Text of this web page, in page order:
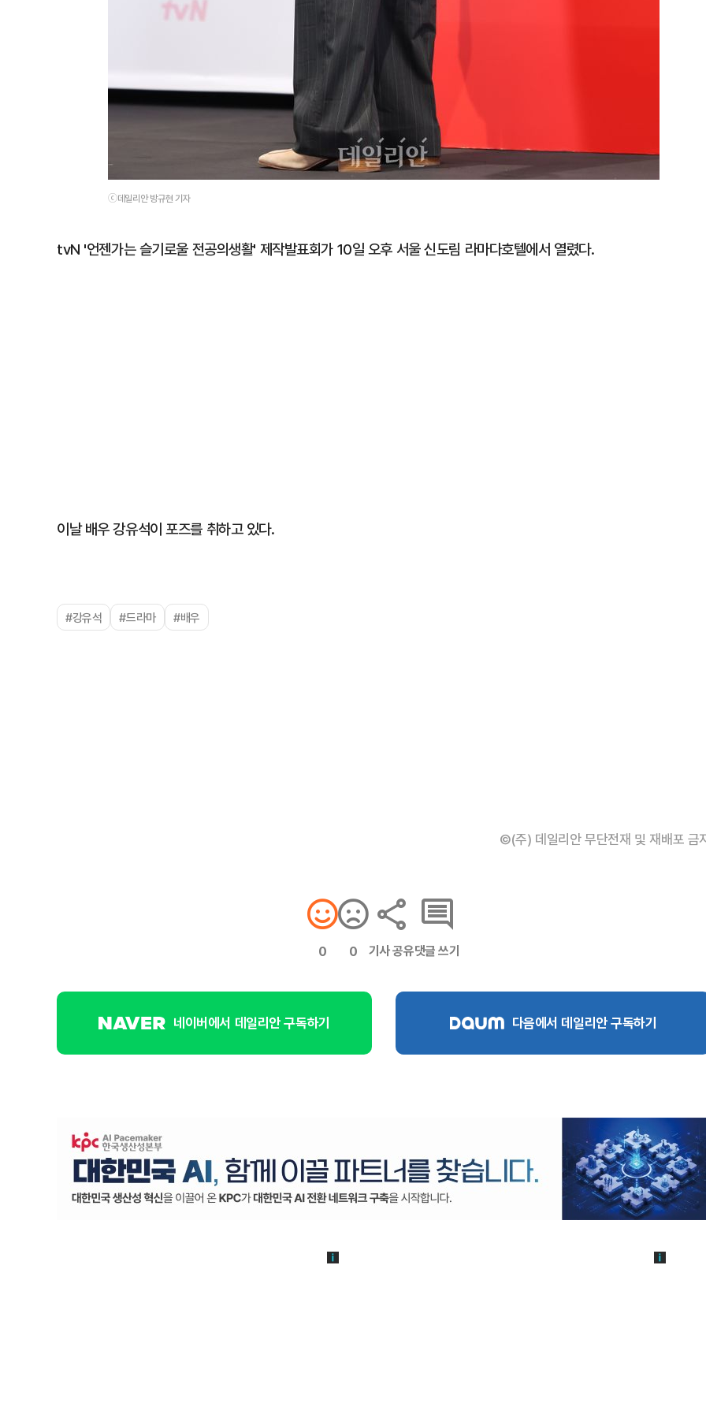
ⓒ데일리안 방규현 기자
tvN '언젠가는 슬기로울 전공의생활' 제작발표회가 10일 오후 서울 신도림 라마다호텔에서 열렸다.
이날 배우 강유석이 포즈를 취하고 있다.
#강유석 #드라마 #배우
©(주) 데일리안 무단전재 및 재배포 금
0 0 기사 공유댓글 쓰기
네이버에서 데일리안 구독하기 다음에서 데일리안 구독하기